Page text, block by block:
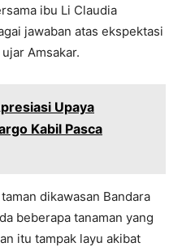
ibu Li Claudia
jawaban atas ekspektasi
Amsakar.
Upaya
Kabil Pasca
dikawasan Bandara
beberapa tanaman yang
itu tampak layu akibat